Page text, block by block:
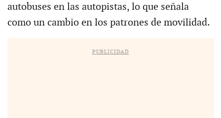
autobuses en las autopistas, lo que señala
como un cambio en los patrones de movilidad.
PUBLICIDAD